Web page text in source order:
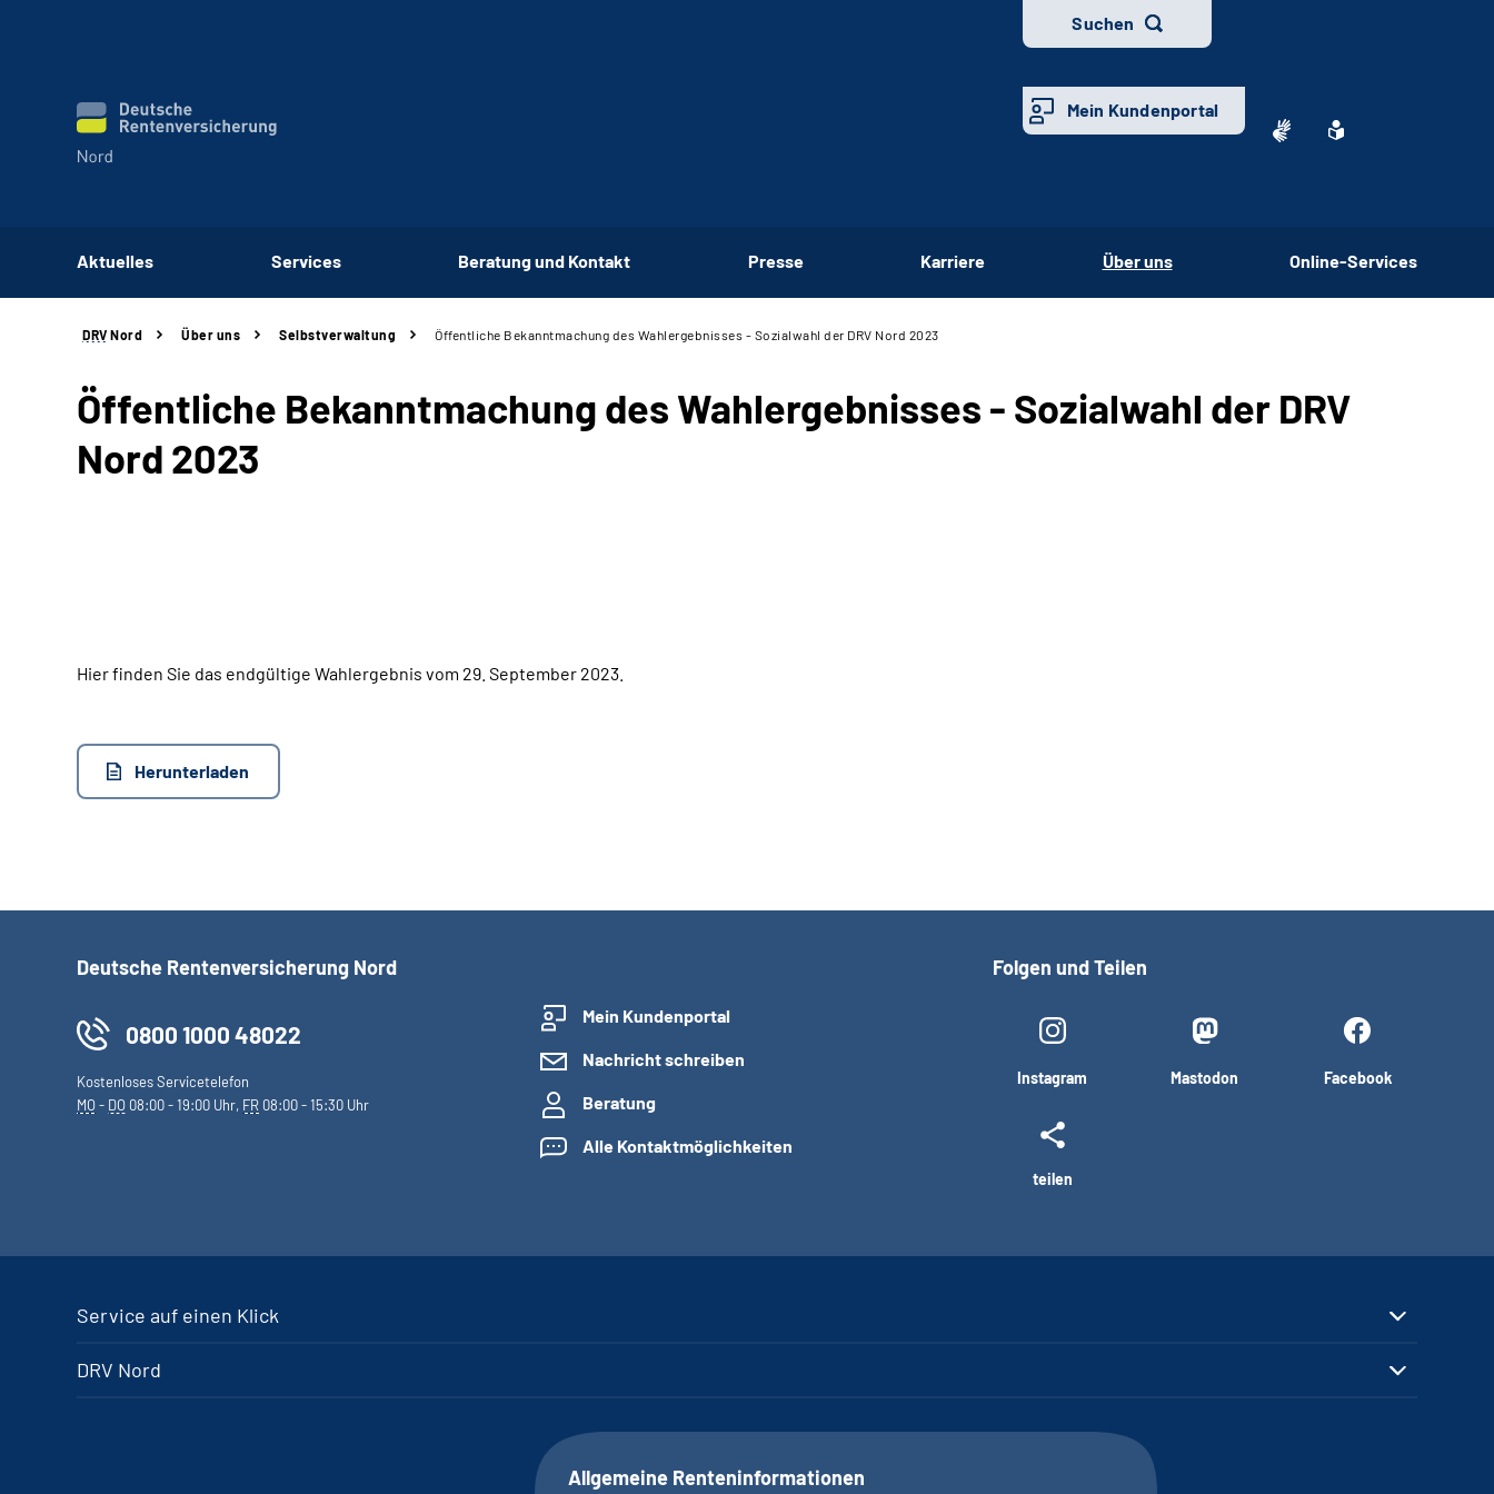
Suchen
Mein Kundenportal
Aktuelles Services Beratung und Kontakt Presse Karriere Über uns Online-Services
DRV Nord Über uns Selbstverwaltung Öffentliche Bekanntmachung des Wahlergebnisses - Sozialwahl der DRV Nord 2023
Öffentliche Bekanntmachung des Wahlergebnisses - Sozialwahl der DRV
Nord 2023
Hier finden Sie das endgültige Wahlergebnis vom 29. September 2023.
Herunterladen
Deutsche Rentenversicherung Nord
0800 1000 48022
Kostenloses Servicetelefon
MO- DO 08:00 - 19:00 Uhr, FR 08:00 - 15:30 Uhr
Mein Kundenportal
Nachricht schreiben
Beratung
Alle Kontaktmöglichkeiten
Folgen und Teilen
Instagram Mastodon Facebook
teilen
Service auf einen Klick
DRV Nord
Allgemeine Renteninformationen